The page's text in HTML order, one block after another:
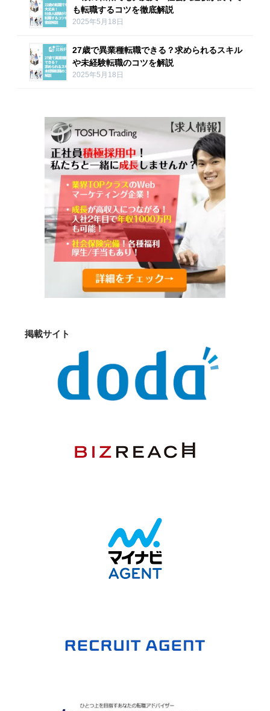
も転職するコツを徹底解説
2025年5月18日
27歳で異業種転職できる？求められるスキル
や未経験転職のコツを解説
2025年5月18日
掲載サイト